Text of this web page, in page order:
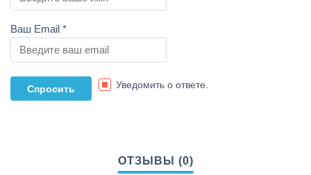
Ваш Email *
Уведомить о ответе.